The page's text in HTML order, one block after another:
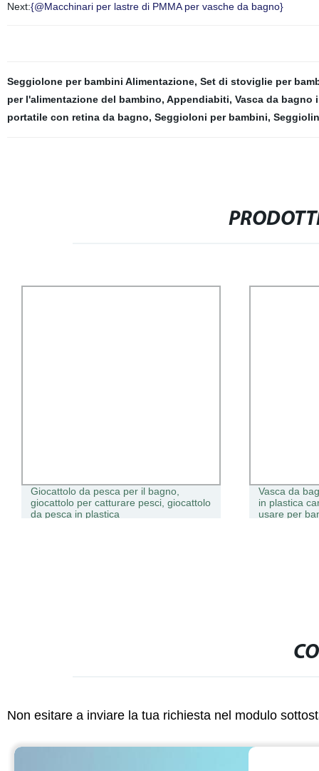
Next:{@Macchinari per lastre di PMMA per vasche da bagno}
Seggiolone per bambini Alimentazione, Set di stoviglie per
per l'alimentazione del bambino, Appendiabiti, Vasca da bagno
portatile con retina da bagno, Seggioloni per bambini,
Giocattolo da pesca per il bagno,
giocattolo per catturare pesci, giocattolo
da pesca in plastica
Vasca da
in plastica
usare per
Non esitare a inviare la tua richiesta nel modulo